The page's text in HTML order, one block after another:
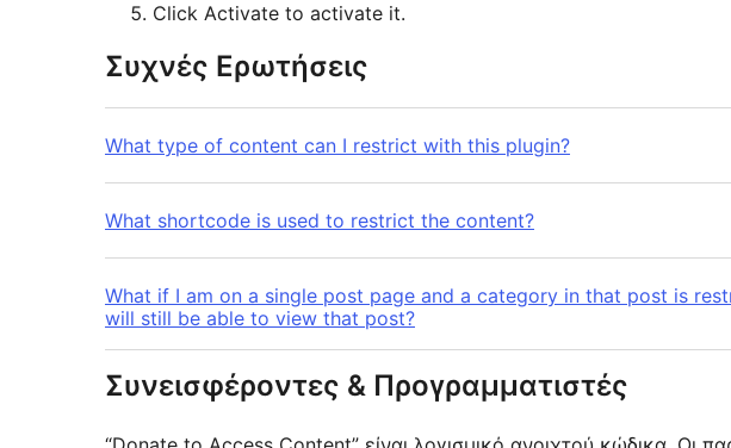
Click Activate to activate it.
Συχνές Ερωτήσεις
What type of content can I restrict with this plugin?
What shortcode is used to restrict the content?
What if I am on a single post page and a category in that post is
will still be able to view that post?
Συνεισφέροντες & Προγραμματιστές